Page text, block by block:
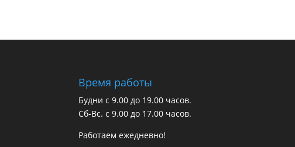
Время работы
Будни с 9.00 до 19.00 часов.
Сб-Вс. с 9.00 до 17.00 часов.
Работаем ежедневно!